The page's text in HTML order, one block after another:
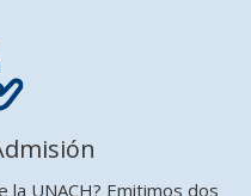
UNACH? Emitimos dos